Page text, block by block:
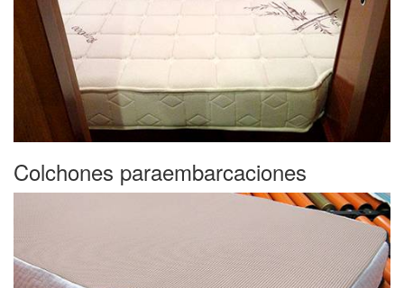
Colchones paraembarcaciones